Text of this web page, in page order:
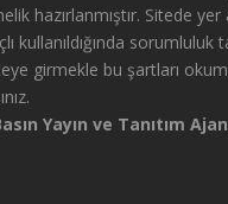
hazırlanmıştır. Sitede
kullanıldığında sorumluluk
girmekle bu şartları
Yayın ve Tanıtım